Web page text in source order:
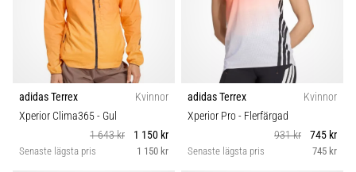
adidas Terrex
Kvinnor
Xperior Clima365- Gul
1 643 kr
1 150 kr
Senaste lägsta pris 1 150 kr
adidas Terrex
Kvinnor
Xperior Pro- Flerfärgad
931 kr
745 kr
Senaste lägsta pris 745 kr